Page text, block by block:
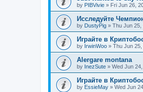
by PIBVivie » Fri Jun 26,
Исследуйте
by DustyPig » Thu Jun 25,
Играйте в
by IrwinWoo » Thu Jun
Alergare montana
by InezSute » Wed Jun
Играйте в
by EssieMay » Wed Jun